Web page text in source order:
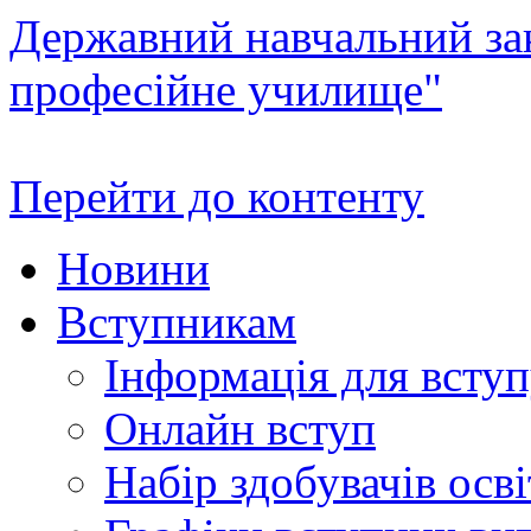
Державний навчальний
професійне училище"
Перейти до контенту
Новини
Вступникам
Інформація для
Онлайн вступ
Набір здобувачів